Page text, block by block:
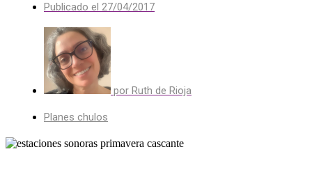
Publicado el 27/04/2017
por Ruth de Rioja
Planes chulos